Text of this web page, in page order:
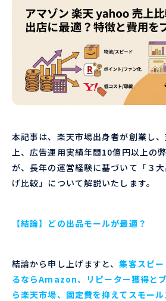
本記事は、楽天市場出身者が創業し
上、広告運用実績年間10億円以上の
が、長年の運営経験に基づいて「３
げ比較」について解説いたします。
【結論】どの出品モールが最適？
結論から申し上げますと、集客スピ
るならAmazon、リピーター獲得と
ら楽天市場、固定費を抑えてスモー